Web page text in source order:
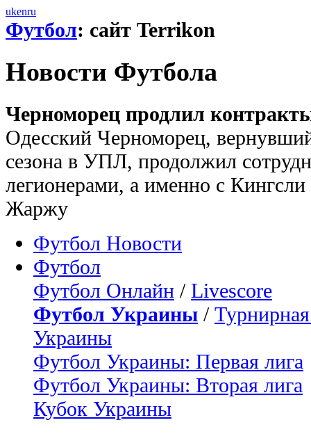
ukenru
Футбол: сайт Terrikon
Новости Футбола
Черноморец продлил
Одесский Черноморец,
сезона в УПЛ, продолжил
легионерами, а именно с
Жаржу
Футбол Новости
Футбол
Футбол Онлайн / Livescore
Футбол Украины /
Украины
Футбол Украины: Первая лига
Футбол Украины: Вторая лига
Кубок Украины